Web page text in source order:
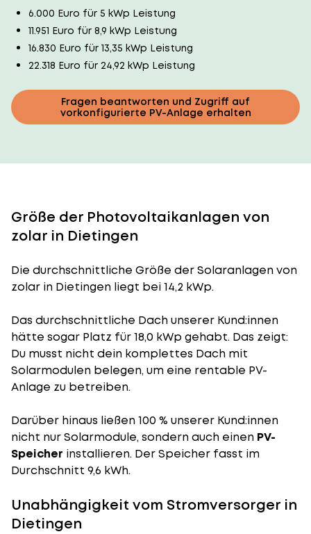
6.000 Euro für 5 kWp Leistung
11.951 Euro für 8,9 kWp Leistung
16.830 Euro für 13,35 kWp Leistung
22.318 Euro für 24,92 kWp Leistung
Fragen beantworten und Zugriff auf
vorkonfigurierte PV-Anlage erhalten
Größe der Photovoltaikanlagen von
zolar in Dietingen
Die durchschnittliche Größe der Solaranlagenvon
zolar in Dietingen liegt bei 14,2 kWp.
Das durchschnittliche Dach unserer Kund:innen
hätte sogar Platz für 18,0 kWp gehabt. Das zeigt:
Du musst nicht dein komplettes Dach mit
Solarmodulen belegen, um eine rentable PV-
Anlage zu betreiben.
Darüber hinaus ließen 100 % unserer Kund:innen
nicht nur Solarmodule, sondern auch einen PV-
Speicher installieren. Der Speicher fasst im
Durchschnitt 9,6 kWh.
Unabhängigkeit vom Stromversorger in
Dietingen